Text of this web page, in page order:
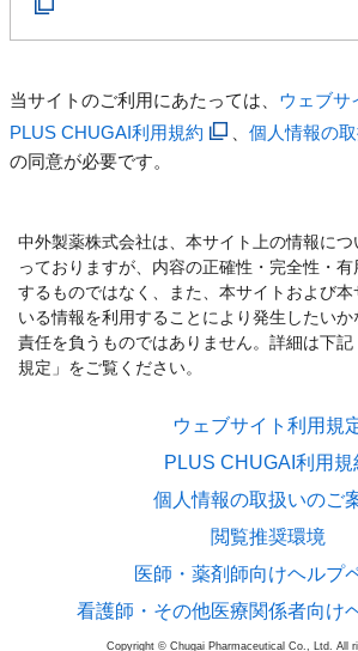
当サイトのご利用にあたっては、 ウェブサ
PLUS CHUGAI利用規約
、個人情報の
の同意が必要です。
中外製薬株式会社は、本サイト上の情報に
っておりますが、内容の正確性・完全性・
するものではなく、また、本サイトおよび
いる情報を利用することにより発生したい
責任を負うものではありません。詳細は下記
規定」をご覧ください。
ウェブサイト利用規
PLUS CHUGAI利用規
個人情報の取扱いのご
閲覧推奨環境
医師・薬剤師向けヘルプ
看護師・その他医療関係者向け
Copyright © Chugai Pharmaceutical Co., Ltd. All